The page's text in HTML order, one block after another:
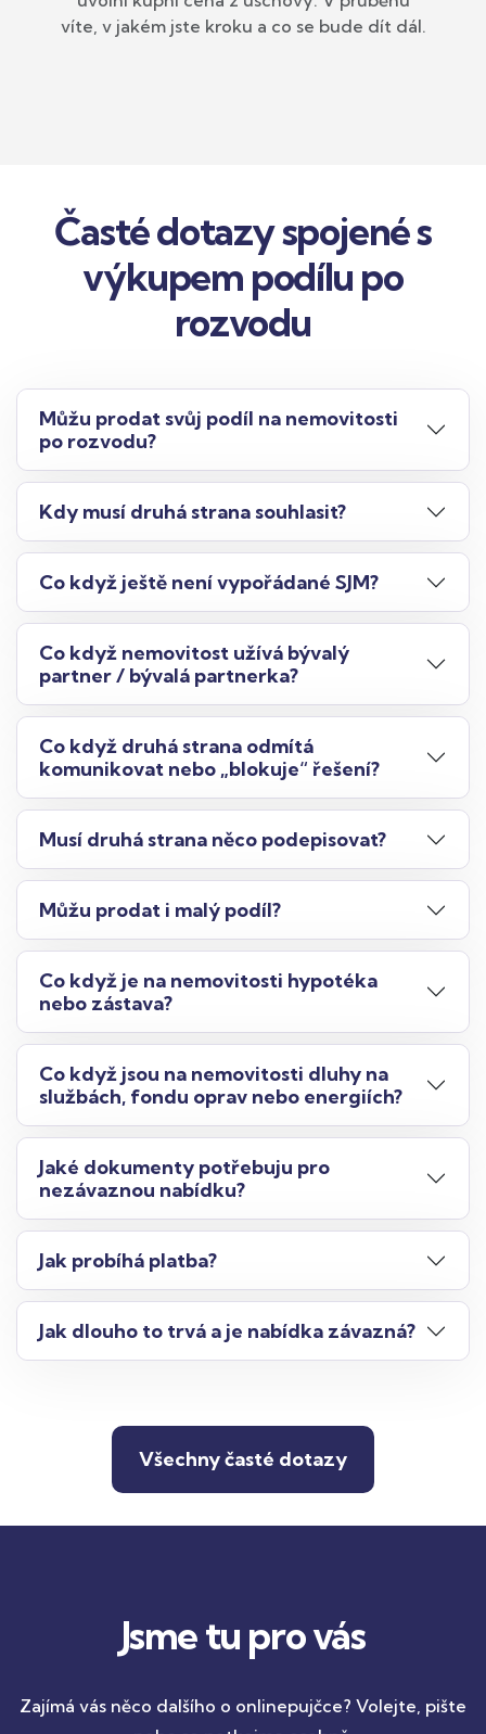
víte, v jakém jste kroku a co se bude dít dál.
Časté dotazy spojené s
výkupem podílu po
rozvodu
Můžu prodat svůj podíl na nemovitosti
po rozvodu?
Kdy musí druhá strana souhlasit?
Co když ještě není vypořádané SJM?
Co když nemovitost užívá bývalý
partner / bývalá partnerka?
Co když druhá strana odmítá
komunikovat nebo „blokuje“ řešení?
Musí druhá strana něco podepisovat?
Můžu prodat i malý podíl?
Co když je na nemovitosti hypotéka
nebo zástava?
Co když jsou na nemovitosti dluhy na
službách, fondu oprav nebo energiích?
Jaké dokumenty potřebuju pro
nezávaznou nabídku?
Jak probíhá platba?
Jak dlouho to trvá a je nabídka závazná?
Všechny časté dotazy
Jsme tu pro vás
Zajímá vás něco dalšího o onlinepujčce? Volejte, pište